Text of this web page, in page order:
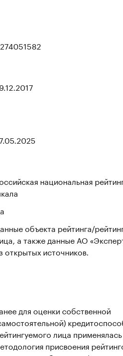
национальная
объекта рейтинга/
а также данные АО
открытых источников.
для оценки собственной
лица применялась
присвоения